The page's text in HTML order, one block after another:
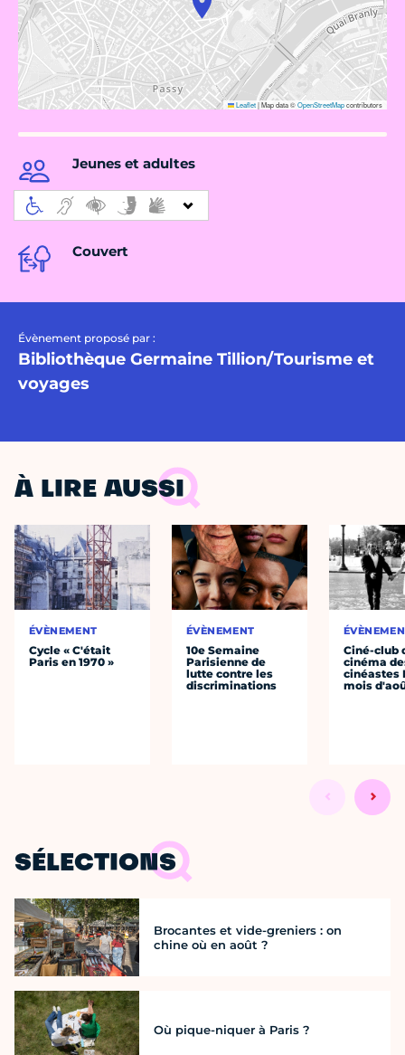
Leaflet|Map data ©OpenStreetMapcontributors
Jeunes et adultes
Couvert
Évènement proposé par :
Bibliothèque Germaine Tillion/Tourisme et
voyages
À LIRE AUSSI
ÉVÈNEMENT
Cycle « C'était
Paris en 1970 »
ÉVÈNEMENT
10e Semaine
Parisienne de
lutte contre les
discriminations
Ciné-club
cinéma
cinéastes
mois
SÉLECTIONS
Brocantes et vide-greniers : on
chine où en août ?
Où pique-niquer à Paris ?